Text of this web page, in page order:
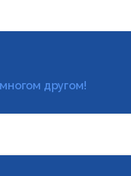
другом!